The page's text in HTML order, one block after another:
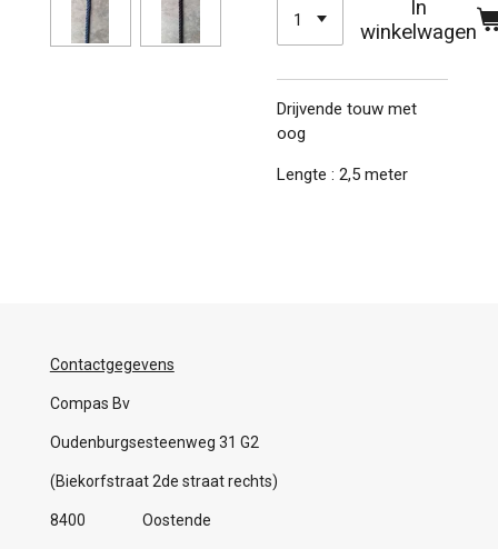
In
winkelwagen
Drijvende touw met
oog
Lengte : 2,5 meter
Contactgegevens
Compas Bv
Oudenburgsesteenweg 31 G2
(Biekorfstraat 2de straat rechts)
8400 Oostende